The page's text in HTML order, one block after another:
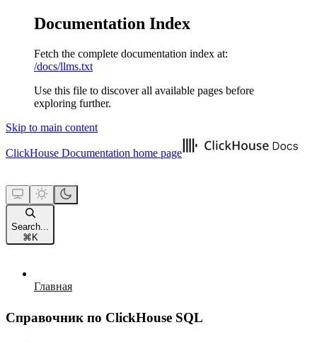
Documentation Index
Fetch the complete documentation index at:
/docs/llms.txt
Use this file to discover all available pages before
exploring further.
Skip to main content
ClickHouse Documentation home page
Search...
⌘ K
Главная
Справочник по ClickHouse SQL